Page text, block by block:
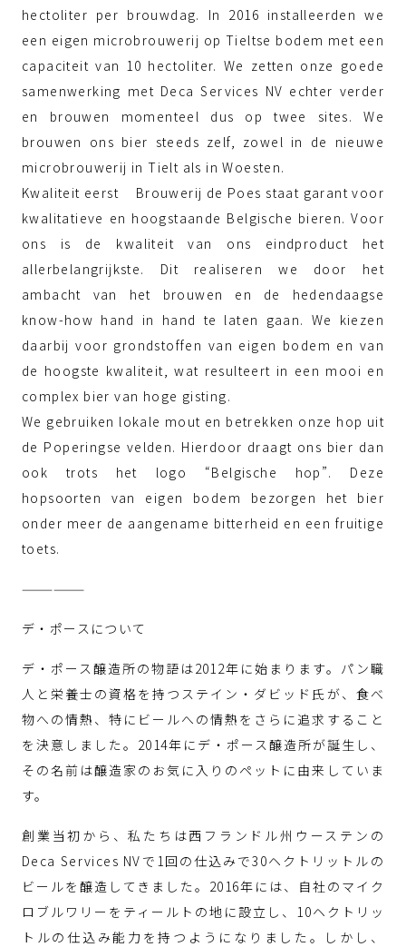
hectoliter per brouwdag. In 2016 installeerden we
een eigen microbrouwerij op Tieltse bodem met een
capaciteit van 10 hectoliter. We zetten onze goede
samenwerking met Deca Services NV echter verder
en brouwen momenteel dus op twee sites. We
brouwen ons bier steeds zelf, zowel in de nieuwe
microbrouwerij in Tielt als in Woesten.
Kwaliteit eerst Brouwerij de Poes staat garant voor
kwalitatieve en hoogstaande Belgische bieren. Voor
ons is de kwaliteit van ons eindproduct het
allerbelangrijkste. Dit realiseren we door het
ambacht van het brouwen en de hedendaagse
know-how hand in hand te laten gaan. We kiezen
daarbij voor grondstoffen van eigen bodem en van
de hoogste kwaliteit, wat resulteert in een mooi en
complex bier van hoge gisting.
We gebruiken lokale mout en betrekken onze hop uit
de Poperingse velden. Hierdoor draagt ons bier dan
ook trots het logo “Belgische hop”. Deze
hopsoorten van eigen bodem bezorgen het bier
onder meer de aangename bitterheid en een fruitige
toets.
——————
デ・ポースについて
デ・ポース醸造所の物語は2012年に始まります。パン職
人と栄養士の資格を持つステイン・ダビッド氏が、食べ
物への情熱、特にビールへの情熱をさらに追求すること
を決意しました。2014年にデ・ポース醸造所が誕生し、
その名前は醸造家のお気に入りのペットに由来していま
す。
創業当初から、私たちは西フランドル州ウーステンの
Deca Services NVで1回の仕込みで30ヘクトリットルの
ビールを醸造してきました。2016年には、自社のマイク
ロブルワリーをティールトの地に設立し、10ヘクトリッ
トルの仕込み能力を持つようになりました。しかし、